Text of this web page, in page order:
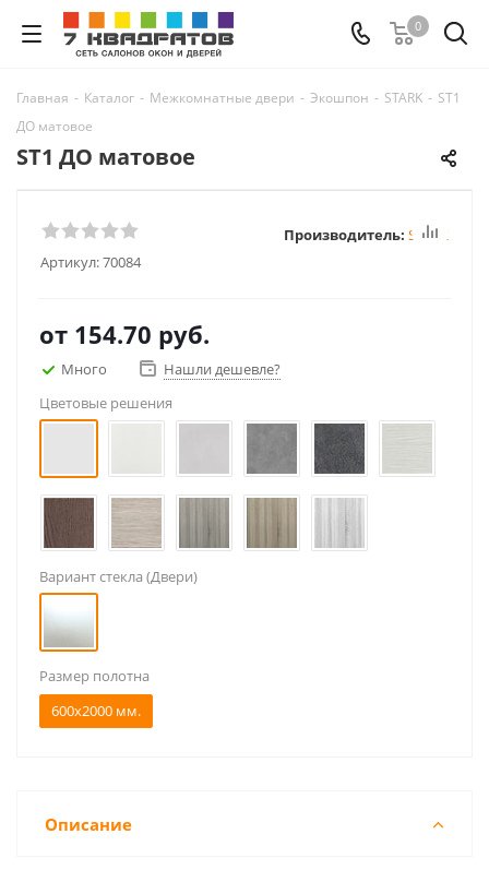
0
Главная - Каталог - Межкомнатные двери - Экошпон - STARK - ST1
ДО матовое
ST1 ДО матовое
Артикул:70084
Производитель: STARK
от 154.70 руб.
Много
Нашли дешевле?
Цветовые решения
Вариант стекла (Двери)
Размер полотна
600x2000 мм.
Описание